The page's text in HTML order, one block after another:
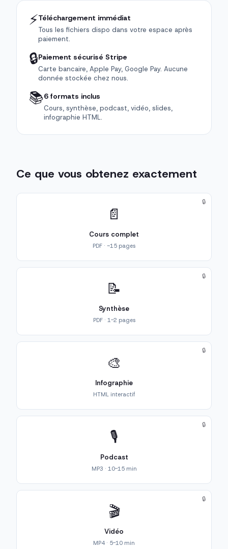
⚡Téléchargement immédiat
Tous les fichiers dispo dans votre espace après
paiement.
🔒Paiement sécurisé Stripe
Carte bancaire, Apple Pay, Google Pay. Aucune
donnée stockée chez nous.
📚6 formats inclus
Cours, synthèse, podcast, vidéo, slides,
infographie HTML.
Ce que vous obtenez exactement
📄
Cours complet
PDF · ~15 pages
🔒
📝
Synthèse
PDF · 1-2 pages
🔒
🎨
Infographie
HTML interactif
🔒
🎙️
Podcast
MP3 · 10-15 min
🔒
🎬
Vidéo
MP4 · 5-10 min
🔒